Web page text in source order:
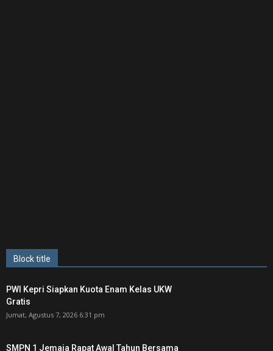
Block title
PWI Kepri Siapkan Kuota Enam Kelas UKW
Gratis
Jumat, Agustus 7, 2026 6:31 pm
SMPN 1 Jemaja Rapat Awal Tahun Bersama